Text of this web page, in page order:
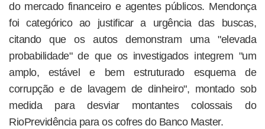
do mercado financeiro e agentes públicos. Mendonça
foi categórico ao justificar a urgência das buscas,
citando que os autos demonstram uma "elevada
probabilidade" de que os investigados integrem "um
amplo, estável e bem estruturado esquema de
corrupção e de lavagem de dinheiro", montado sob
medida para desviar montantes colossais do
RioPrevidência para os cofres do Banco Master.